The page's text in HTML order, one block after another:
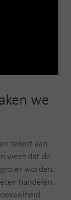
we
tekort aan
weet dat de
worden.
handelen.